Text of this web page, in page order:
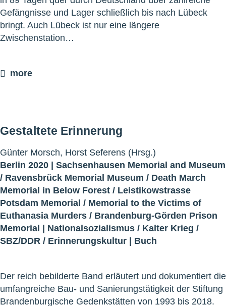
Gefängnisse und Lager schließlich bis nach Lübeck
bringt. Auch Lübeck ist nur eine längere
Zwischenstation…
more
Gestaltete Erinnerung
Günter Morsch, Horst Seferens (Hrsg.)
Berlin 2020 | Sachsenhausen Memorial and Museum
/ Ravensbrück Memorial Museum / Death March
Memorial in Below Forest / Leistikowstrasse
Potsdam Memorial / Memorial to the Victims of
Euthanasia Murders / Brandenburg-Görden Prison
Memorial | Nationalsozialismus / Kalter Krieg /
SBZ/DDR / Erinnerungskultur | Buch
Der reich bebilderte Band erläutert und dokumentiert die
umfangreiche Bau- und Sanierungstätigkeit der Stiftung
Brandenburgische Gedenkstätten von 1993 bis 2018.